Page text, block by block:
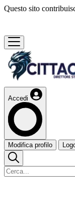
Questo sito
Accedi
Modifica profilo